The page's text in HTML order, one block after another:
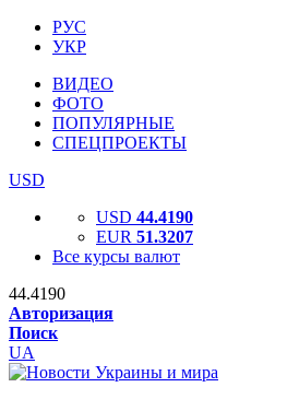
РУС
УКР
ВИДЕО
ФОТО
ПОПУЛЯРНЫЕ
СПЕЦПРОЕКТЫ
USD
USD 44.4190
EUR 51.3207
Все курсы валют
44.4190
Авторизация
Поиск
UA